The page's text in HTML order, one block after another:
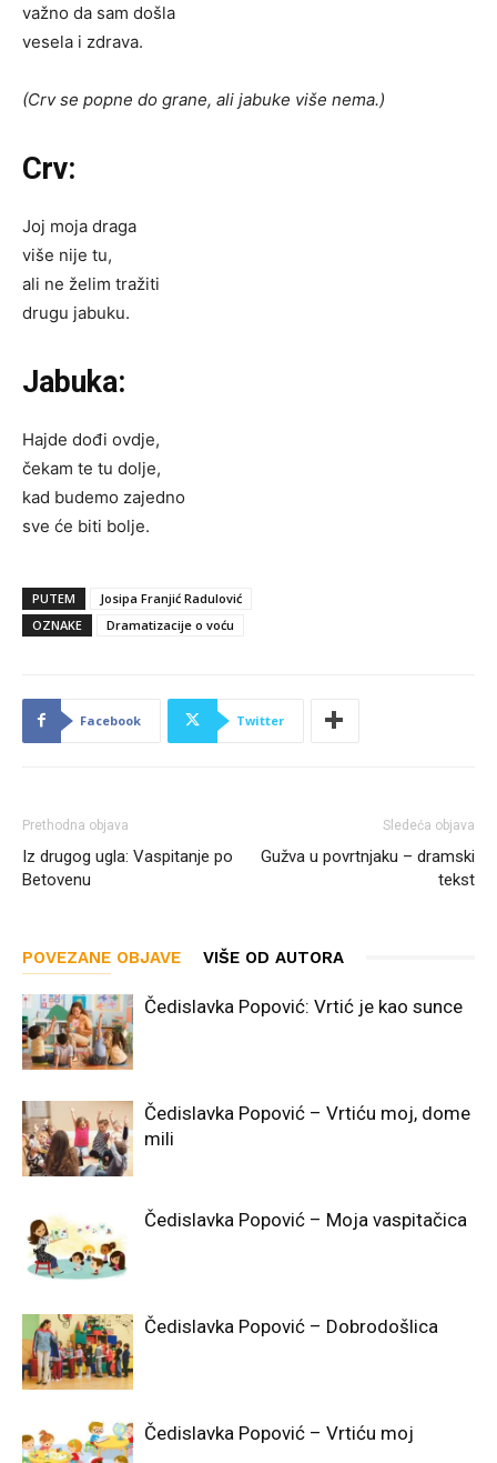
važno da sam došla
vesela i zdrava.
(Crv se popne do grane, ali jabuke više nema.)
Crv:
Joj moja draga
više nije tu,
ali ne želim tražiti
drugu jabuku.
Jabuka:
Hajde dođi ovdje,
čekam te tu dolje,
kad budemo zajedno
sve će biti bolje.
PUTEM
Josipa Franjić Radulović
OZNAKE
Dramatizacije o voću
Facebook Twitter
Prethodna objava
Iz drugog ugla: Vaspitanje po
Betovenu
Sledeća objava
Gužva u povrtnjaku – dramski
tekst
POVEZANE OBJAVE VIŠE OD AUTORA
Čedislavka Popović: Vrtić je kao sunce
Čedislavka Popović – Vrtiću moj, dome
mili
Čedislavka Popović – Moja vaspitačica
Čedislavka Popović – Dobrodošlica
Čedislavka Popović – Vrtiću moj